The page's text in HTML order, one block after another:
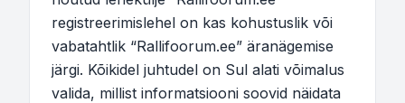
registreerimislehel on kas kohustuslik või
vabatahtlik “Rallifoorum.ee” äranägemise
järgi. Kõikidel juhtudel on Sul alati võimalus
valida, millist informatsiooni soovid näidata